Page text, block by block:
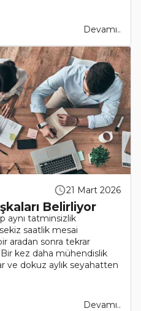
Devamı..
21 Mart 2026
Belirliyor
aynı tatminsizlik
saatlik mesai
aradan sonra tekrar
kez daha mühendislik
ve dokuz aylık seyahatten
Devamı..